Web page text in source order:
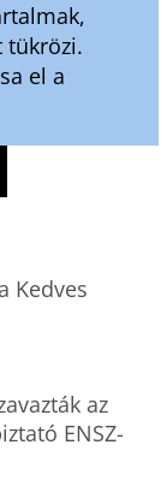
tükrözi.
el a
Kedves
az
ENSZ-